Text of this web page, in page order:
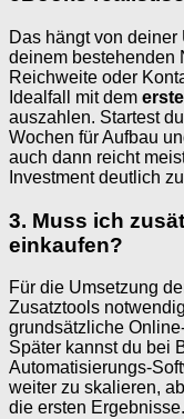
Das hängt von
deinem bestehenden
Reichweite oder
Idealfall mit dem
auszahlen. Startest
Wochen für Aufbau
auch dann reicht
Investment deutlich
3. Muss ich
einkaufen?
Für die Umsetzung
Zusatztools
grundsätzliche
Später kannst du bei
Automatisierungs-
weiter zu skalieren,
die ersten Ergebnisse.